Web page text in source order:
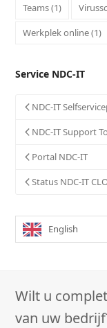
Teams(1)
Werkplek online(1)
Service NDC-IT
NDC-IT
NDC-IT Support
Portal NDC-IT
Status NDC-IT
English
Wilt u
van uw